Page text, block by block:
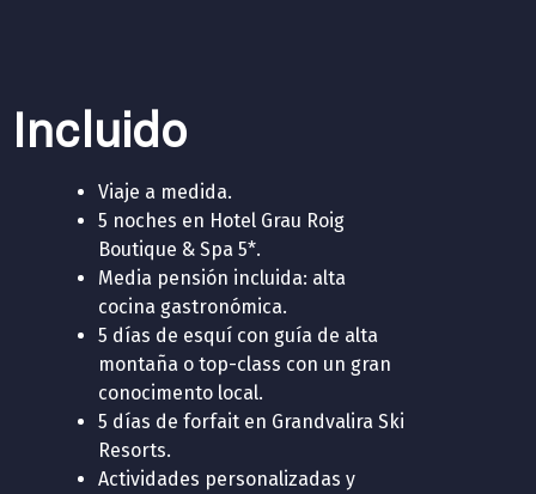
Incluido
Viaje a medida.
5 noches en Hotel Grau Roig
Boutique & Spa 5*.
Media pensión incluida: alta
cocina gastronómica.
5 días de esquí con guía de alta
montaña o top-class con un gran
conocimento local.
5 días de forfait en Grandvalira Ski
Resorts.
Actividades personalizadas y